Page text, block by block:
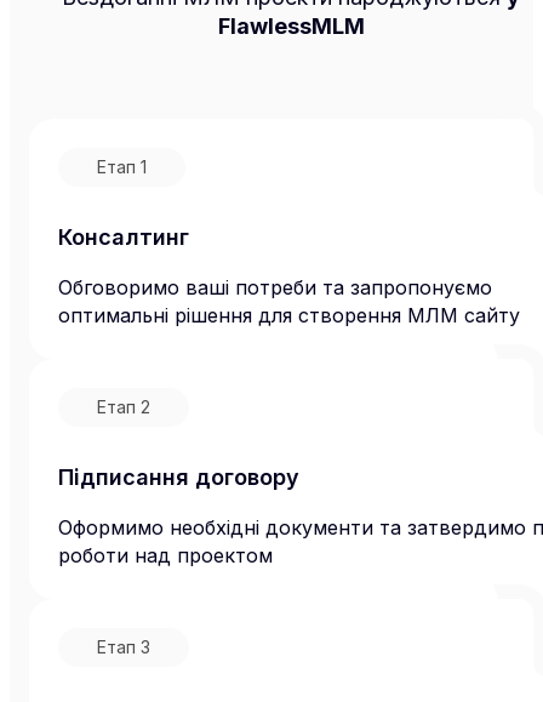
FlawlessMLM
Етап 1
Консалтинг
Обговоримо ваші потреби та запропонуємо
оптимальні рішення для створення МЛМ сайту
Етап 2
Підписання договору
Оформимо необхідні документи та затвердимо
роботи над проектом
Етап 3